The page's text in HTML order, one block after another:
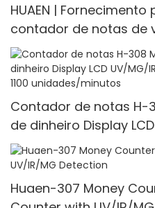
HUAEN |
contador de notas de
Contador de notas H-
de dinheiro Display
multifuncionais 1100
Huaen-307 Money